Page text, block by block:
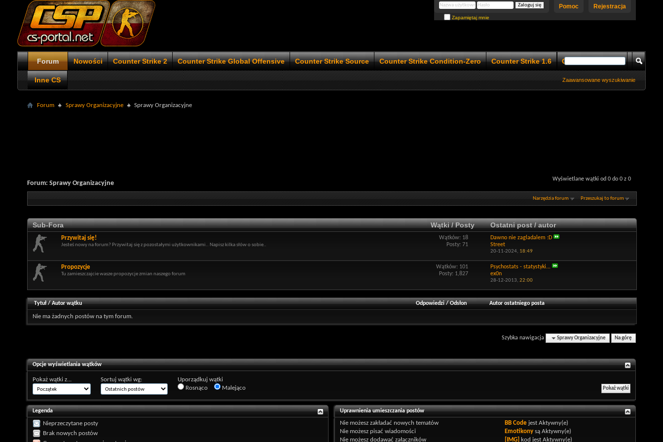
Rejestracja
Pomoc
Zapamiętaj mnie
Forum Nowości Counter Strike 2 Counter Strike Global Offensive Counter Strike Source Counter Strike Condition-Zero Counter Strike 1.6 Counter Strike 1.5
Inne CS Zaawansowane wyszukiwanie
Forum Sprawy Organizacyjne Sprawy Organizacyjne
Wyświetlane wątki od 0 do 0 z 0
Forum: Sprawy Organizacyjne
Narzędzia forum Przeszukaj to forum
Sub-Fora Wątki / Posty Ostatni post / autor
Przywitaj się!
Jesteś nowy na forum? Przywitaj się z pozostałymi użytkownikami.. Napisz kilka słów o sobie..
Wątków: 18
Posty: 71
Dawno nie zagladalem :D
Street
20-11-2024, 18:49
Propozycje
Tu zamieszczajcie wasze propozycje zmian naszego forum
Wątków: 101
Posty: 1,827
Psychostats - statystyki...
ex0n
28-12-2013, 22:00
Tytuł/Autor wątku Odpowiedzi/Odsłon Autor ostatniego posta
Nie ma żadnych postów na tym forum.
Szybka nawigacja Sprawy Organizacyjne Na górę
Opcje wyświetlania wątków
Pokaż wątki z... Sortuj wątki wg:
Uporządkuj wątki
Rosnąco
Malejąco
Legenda
Nieprzeczytane posty
Brak nowych postów
Uprawnienia umieszczania postów
Nie możesz zakładać nowych tematów
Nie możesz pisać wiadomości
Nie możesz dodawać załączników
BB Code jestAktywny(e)
Emotikony sąAktywny(e)
[IMG] kod jestAktywny(e)